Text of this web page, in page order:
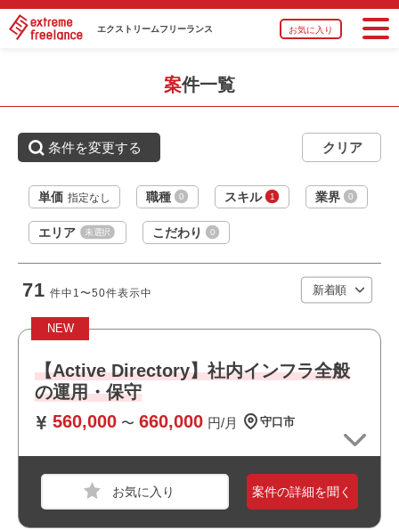
エクストリームフリーランス お気に入り
単価 指定なし 職種 0 スキル 1 業界 0
エリア 未選択 こだわり 0
条件を変更する
案件一覧
71 件中 1〜50件表示中
NEW
【Active Directory】社内インフラ全般
の運用・保守
560,000 〜 660,000 円/月 守口市
・PCキッティング、マスターイメージ作成・更新経験
・Active Directory 運用経験
おすすめポイント
・選考スピードの速い案件です
・幅広い年齢層の方が活躍しています
案件の詳細を聞く
職種
インフラエンジニア
業界
通信
スキル
AWS,Windows
・AWS案件におけるPM,PLまたはPMOのご経験
・顧客折衝、ベンダーコントロールのご経験
・進捗管理、課題管理、品質管理のご経験
おすすめポイント
・複数路線が利用できアクセス良好です
・周辺に飲食店や商業施設が多くランチにも便利です
・BtoB向けのサービスに関われます
・幅広い年齢層の方が活躍しています
社内SE
業界
放送・出版・音楽・芸能